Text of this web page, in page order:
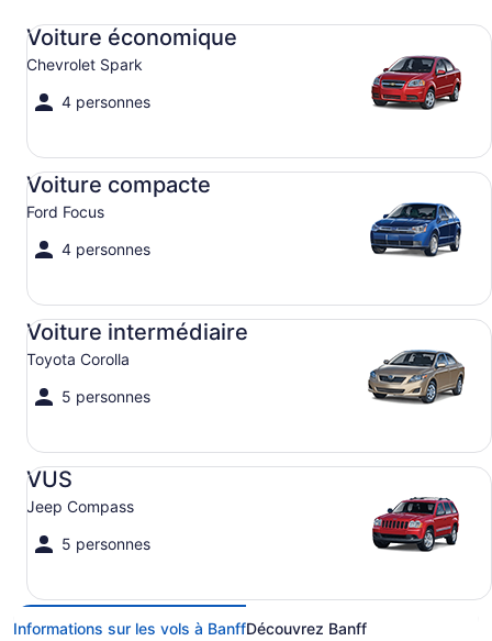
Voiture économique
Chevrolet Spark
4 personnes
Voiture économique Chevrolet Spark
Voiture compacte
Ford Focus
4 personnes
Voiture compacte Ford Focus
Voiture intermédiaire
Toyota Corolla
5 personnes
Voiture intermédiaire Toyota Corolla
VUS
Jeep Compass
5 personnes
VUS Jeep Compass
Informations sur les vols à BanffDécouvrez Banff